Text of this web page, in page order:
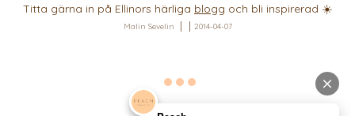
Titta gärna in på Ellinors härliga blogg och bli inspirerad ☀️
Malin Sevelin 2014-04-07